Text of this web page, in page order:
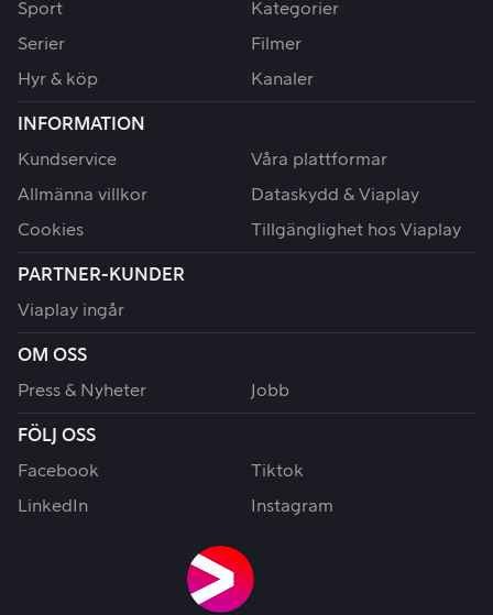
Sport
Kategorier
Serier
Filmer
Hyr & köp
Kanaler
INFORMATION
Kundservice
Våra plattformar
Allmänna villkor
Dataskydd & Viaplay
Cookies
Tillgänglighet hos Viaplay
PARTNER-KUNDER
Viaplay ingår
OM OSS
Press & Nyheter
Jobb
FÖLJ OSS
Facebook
Tiktok
LinkedIn
Instagram